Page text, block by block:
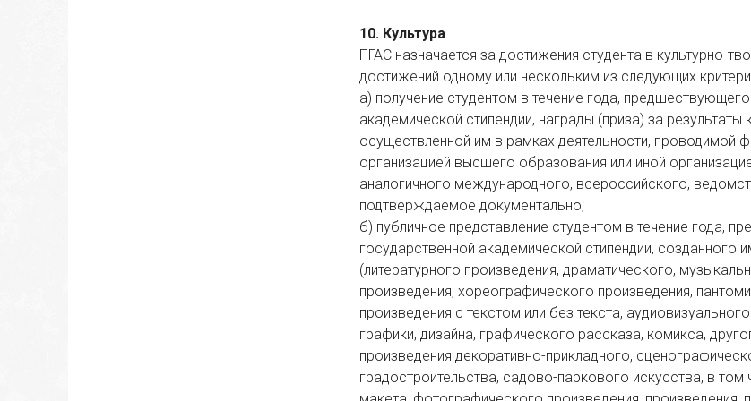
10. Культура
ПГАС назначается за достижения студента в культурно-
достижений одному или нескольким из следующих
а) получение студентом в течение года,
академической стипендии, награды (приза) за результаты
осуществленной им в рамках деятельности, проводимой
организацией высшего образования или иной
аналогичного международного, всероссийского,
подтверждаемое документально;
б) публичное представление студентом в течение года,
государственной академической стипендии, созданного
(литературного произведения, драматического,
произведения, хореографического произведения,
произведения с текстом или без текста,
графики, дизайна, графического рассказа, комикса,
произведения декоративно-прикладного,
градостроительства, садово-паркового искусства, в